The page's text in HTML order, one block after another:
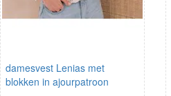
damesvest Lenias met
blokken in ajourpatroon